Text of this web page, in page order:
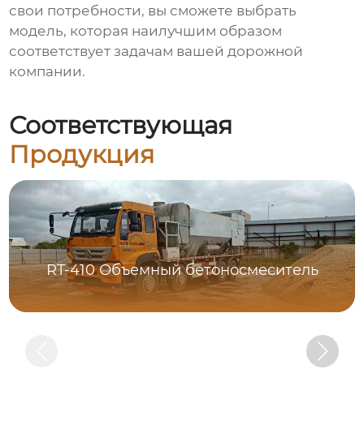
свои потребности, вы сможете выбрать
модель, которая наилучшим образом
соответствует задачам вашей дорожной
компании.
Соответствующая
Продукция
RT-410 Объемный бетоносмеситель